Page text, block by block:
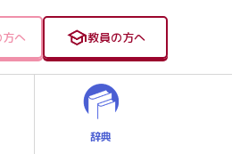
へ 教員の方へ
辞典